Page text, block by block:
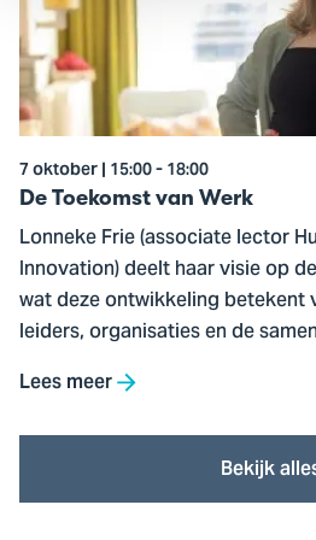
van
Werk
7 oktober | 15:00 - 18:00
De Toekomst van Werk
Lonneke Frie (associate lector
Innovation) deelt haar visie op
wat deze ontwikkeling betekent
leiders, organisaties en de
Lees meer
Bekijk